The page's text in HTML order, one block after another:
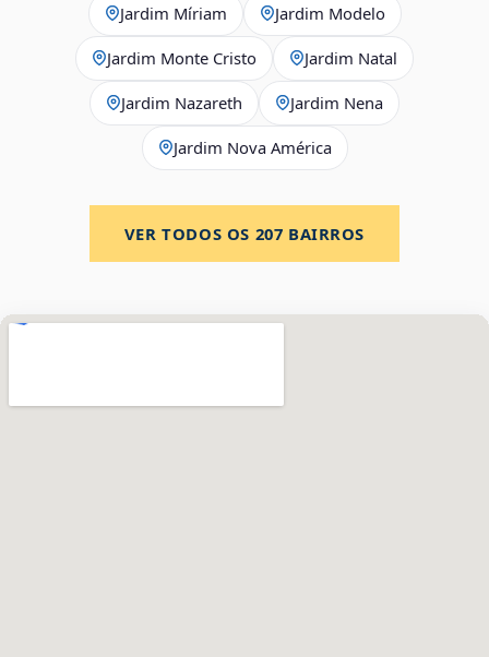
Jardim Míriam Jardim Modelo
Jardim Monte Cristo Jardim Natal
Jardim Nazareth Jardim Nena
Jardim Nova América
VER TODOS OS 207 BAIRROS